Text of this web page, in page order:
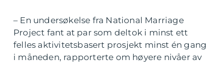
– En undersøkelse fra National Marriage
Project fant at par som deltok i minst ett
felles aktivitetsbasert prosjekt minst én gang
i måneden, rapporterte om høyere nivåer av